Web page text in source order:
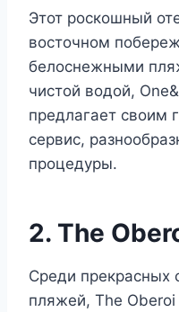
Этот роскошный
восточном
белоснежными
чистой водой,
предлагает своим
сервис,
процедуры.
2. The
Среди прекрасных
пляжей, The Oberoi